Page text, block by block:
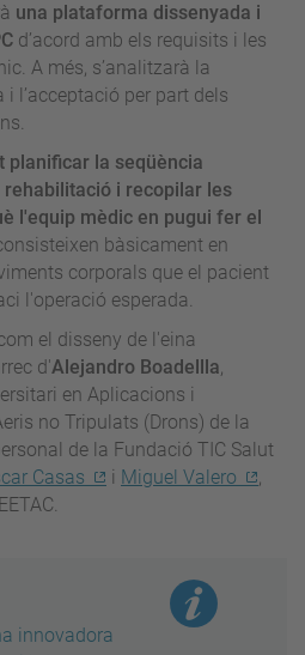
una plataforma dissenyada i
d’acord amb els requisits i les
A més, s’analitzarà la
l’acceptació per part dels
planificar la seqüència
i recopilar les
l'equip mèdic en pugui fer el
bàsicament en
corporals que el pacient
l'operació esperada.
el disseny de l'eina
d'Alejandro Boadellla,
en Aplicacions i
no Tripulats (Drons) de la
de la Fundació TIC Salut
Casas i Miguel Valero
,
innovadora